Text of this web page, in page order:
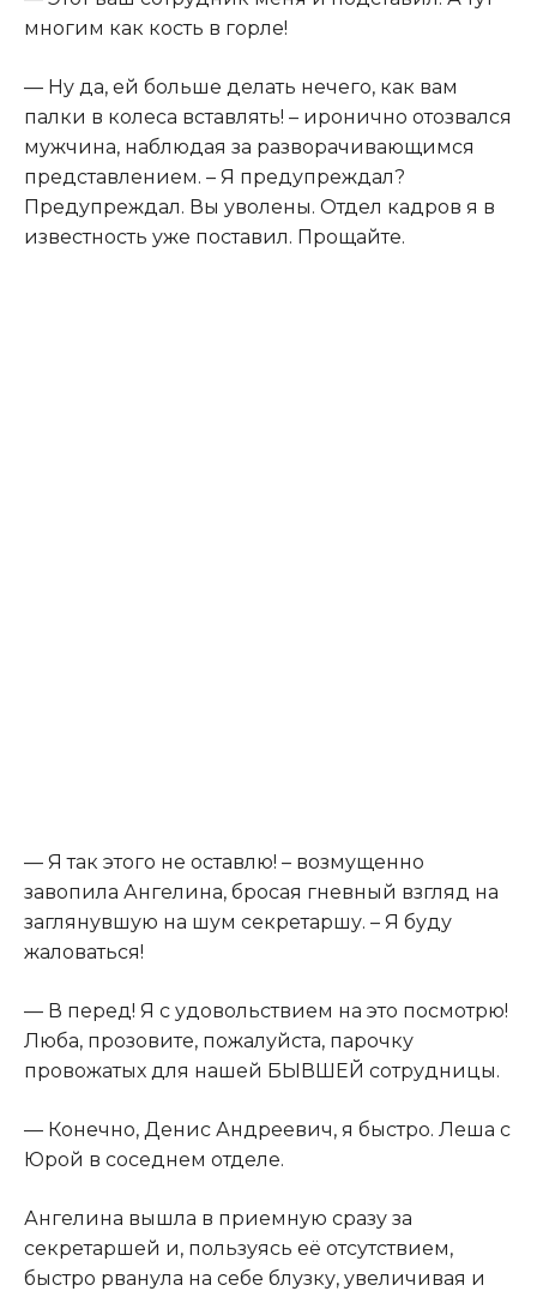
многим как кость в горле!
— Ну да, ей больше делать нечего, как вам
палки в колеса вставлять! – иронично отозвался
мужчина, наблюдая за разворачивающимся
представлением. – Я предупреждал?
Предупреждал. Вы уволены. Отдел кадров я в
известность уже поставил. Прощайте.
— Я так этого не оставлю! – возмущенно
завопила Ангелина, бросая гневный взгляд на
заглянувшую на шум секретаршу. – Я буду
жаловаться!
— В перед! Я с удовольствием на это посмотрю!
Люба, прозовите, пожалуйста, парочку
провожатых для нашей БЫВШЕЙ сотрудницы.
— Конечно, Денис Андреевич, я быстро. Леша с
Юрой в соседнем отделе.
Ангелина вышла в приемную сразу за
секретаршей и, пользуясь её отсутствием,
быстро рванула на себе блузку, увеличивая и